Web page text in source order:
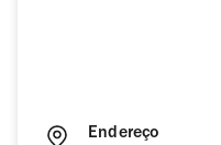
Endereço